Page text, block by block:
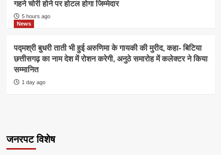
गहने चोरी होने पर होटल होगा जिम्मेदार
5 hours ago
News
पद्मश्री बुधरी ताती भी हुई अरुणिमा के गायकी की मुरीद, कहा- बिटिया
छत्तीसगढ़ का नाम देश में रोशन करेगी, अनुठे समारोह में कलेक्टर ने किया
सम्मानित
1 day ago
जनरपट विशेष